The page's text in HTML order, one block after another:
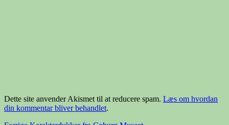
Dette site anvender Akismet til at reducere spam. Læs om hvordan
din kommentar bliver behandlet.